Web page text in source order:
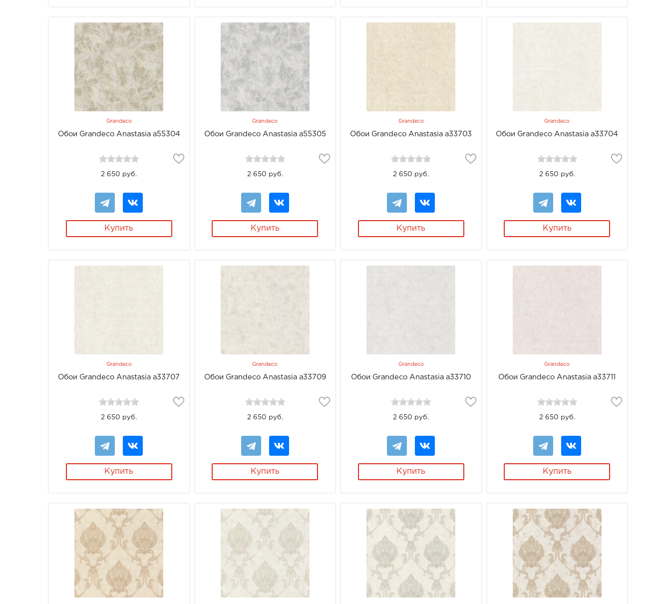
Grandeco
Обои Grandeco Anastasia a55304
2 650 руб.
Купить
Grandeco
Обои Grandeco Anastasia a55305
2 650 руб.
Купить
Grandeco
Обои Grandeco Anastasia a33703
2 650 руб.
Купить
Grandeco
Обои Grandeco Anastasia a33704
2 650 руб.
Купить
Grandeco
Обои Grandeco Anastasia a33707
2 650 руб.
Купить
Grandeco
Обои Grandeco Anastasia a33709
2 650 руб.
Купить
Grandeco
Обои Grandeco Anastasia a33710
2 650 руб.
Купить
Grandeco
Обои Grandeco Anastasia a33711
2 650 руб.
Купить